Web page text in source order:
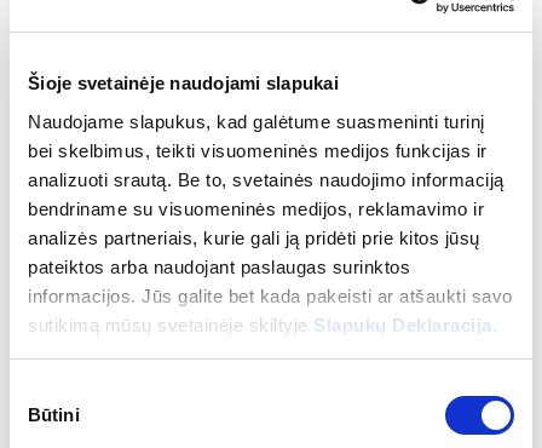
Šioje svetainėje naudojami slapukai
Naudojame slapukus, kad galėtume suasmeninti turinį
bei skelbimus, teikti visuomeninės medijos funkcijas ir
analizuoti srautą. Be to, svetainės naudojimo informaciją
bendriname su visuomeninės medijos, reklamavimo ir
analizės partneriais, kurie gali ją pridėti prie kitos jūsų
pateiktos arba naudojant paslaugas surinktos
informacijos. Jūs galite bet kada pakeisti ar atšaukti savo
sutikimą mūsų svetainėje skiltyje Slapukų Deklaracija.
pasirinkimas
Būtini
patirtis dirbant Excel ir verslo valdymo sistemomis
Rūpinamės savo darbuotojais, todėl suteikiame:
galimybę plėsti ir auginti kompetencijas
galimybę tiesiogiai prisidėti prie įmonės sėkmės
pritraukiant ir atrenkant geriausius specialistus
įdomų ir dinamišką darbą
Papildomų verčių paketą:
sveikatos draudimą, pensijų kaupimą ar kitą naudą iš